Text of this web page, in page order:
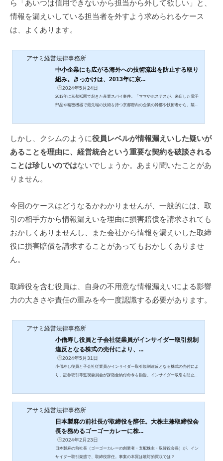
ら「あいつは信用できないから担当から外して欲しい」と、
情報を漏えいしている担当者を外すよう求められるケース
は、よくあります。
アサミ経営法律事務所
中小企業にも広がる海外への技術流出を防止する取り
組み。きっかけは、2013年に京...
2024年5月24日
2013年に京都祇園で起きた産業スパイ事件。「ママやホステスが、来店した電子
部品や精密機器で最先端の技術を持つ京都府内の企業の幹部や技術者から、製品
しかし、クシムのように役員レベルが情報漏えいした疑いが
あることを理由に、経営統合という重要な契約を破談される
ことは珍しいのではないでしょうか。あまり聞いたことがあ
りません。
今回のケースはどうなるかわかりませんが、一般的には、取
引の相手方から情報漏えいを理由に損害賠償を請求されても
おかしくありませんし、また会社から情報を漏えいした取締
役に損害賠償を請求することがあってもおかしくありませ
ん。
取締役を含む役員は、自身の不用意な情報漏えいによる影響
力の大きさや責任の重みを今一度認識する必要があります。
アサミ経営法律事務所
小僧寿し役員と子会社従業員がインサイダー取引規制
違反となる株式の売付により、...
2024年5月31日
小僧寿し役員と子会社従業員がインサイダー取引規制違反となる株式の売付によ
り、証券取引等監視委員会が課徴金納付命令を勧告。インサイダー取引を防止す
アサミ経営法律事務所
日本製麻の前社長が取締役を辞任。大株主兼取締役会
長を務めるゴーゴーカレーに株...
2024年2月23日
日本製麻の前社長（ゴーゴーカレーの創業者・支配株主・取締役会長）が、イン
サイダー取引疑惑で、取締役辞任。事案の本質は敵対的買収では？